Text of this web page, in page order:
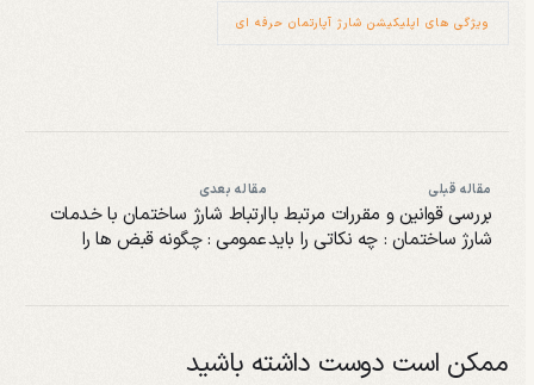
ویژگی های اپلیکیشن شارژ آپارتمان حرفه ای
مقاله قبلی
بررسی قوانین و مقررات مرتبط با
شارژ ساختمان : چه نکاتی را باید
مقاله بعدی
ارتباط شارژ ساختمان با خدمات
عمومی : چگونه قبض ها را
ممکن است دوست داشته باشید